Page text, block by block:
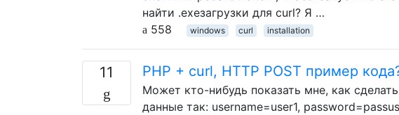
найти .exeзагрузки для curl? Я …
558
windows curl installation
11 PHP + curl, HTTP POST пример
Может кто-нибудь показать мне, как
данные так: username=user1,